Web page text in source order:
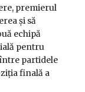
premierul
și să
echipă
pentru
partidele
finală a